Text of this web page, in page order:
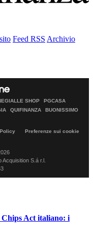
Feed RSS Archivio
SHOP
PGCASA
QUIFINANZA
BUONISSIMO
Preferenze sui cookie
S.á r.l.
Act italiano: i